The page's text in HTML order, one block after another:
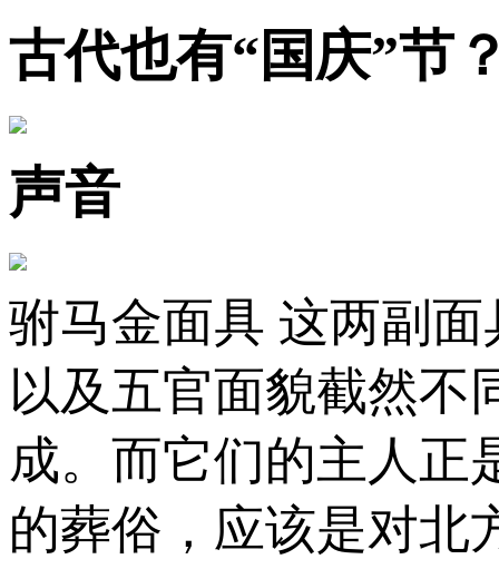
古代也有“国庆”节
声音
驸马金面具 这两副
以及五官面貌截然不
成。而它们的主人正
的葬俗，应该是对北